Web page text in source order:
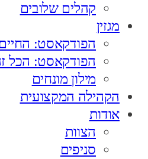
קהלים שלובים
מגזין
הפודקאסט:
הפודקאסט: הכל
מילון מונחים
הקהילה המקצועית
אודות
הצוות
סניפים